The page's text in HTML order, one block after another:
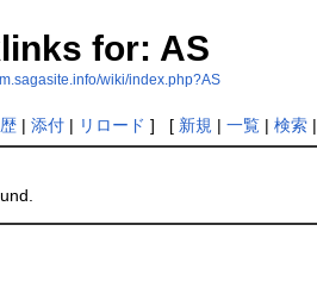
for: AS
wiki/index.php?AS
| 添付| リロード ] [ 新規 | 一覧| 検索|